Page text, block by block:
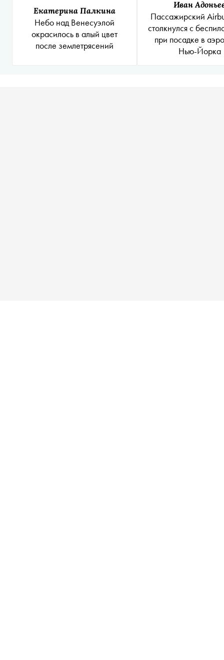
Екатерина Палкина
Небо над Венесуэлой
окрасилось в алый цвет
после землетрясений
Иван
Пассажирский
столкнулся с
при посадке в
Нью-Йорка